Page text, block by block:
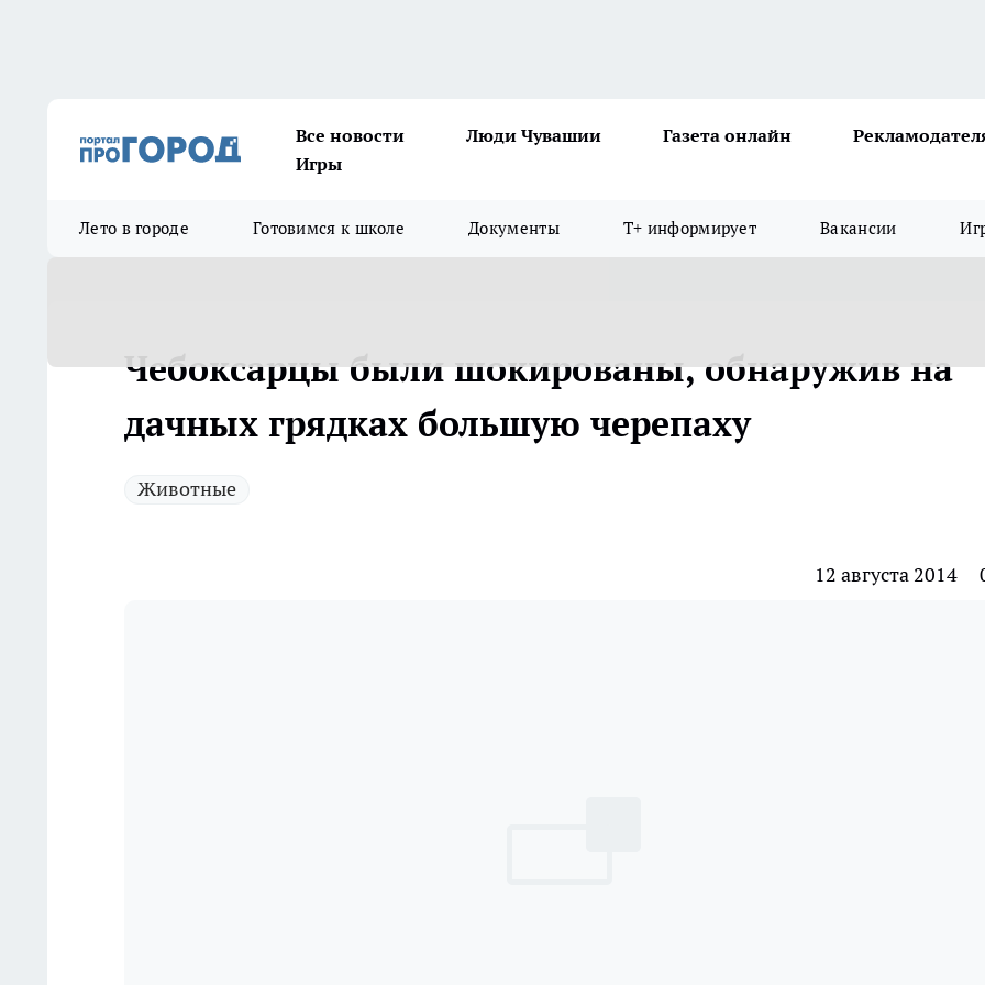
Все новости Люди Чувашии Газета онлайн
Игры
Лето в городе Готовимся к школе Документы Т+ информирует Вакансии
Чебоксарцы были шокированы, обнаружив на
дачных грядках большую черепаху
Животные
12 августа 2014